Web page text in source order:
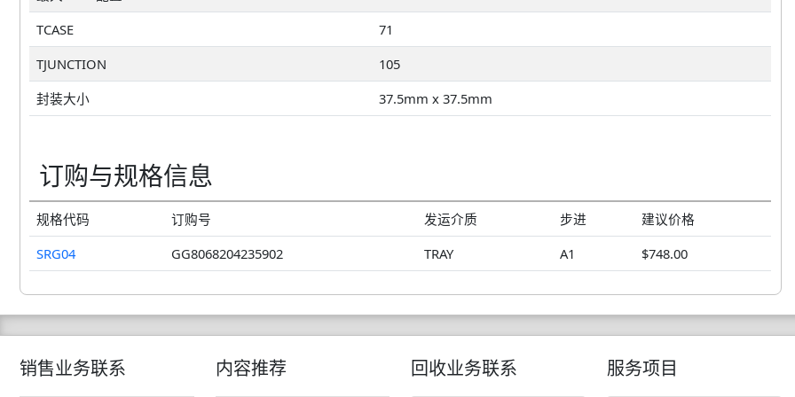
TCASE
71
TJUNCTION
105
封装大小
37.5mm x 37.5mm
订购与规格信息
规格代码 订购号 发运介质 步进
建议价格
SRG04
GG8068204235902 TRAY A1 $748.00
销售业务联系 内容推荐 回收业务联系 服务项目